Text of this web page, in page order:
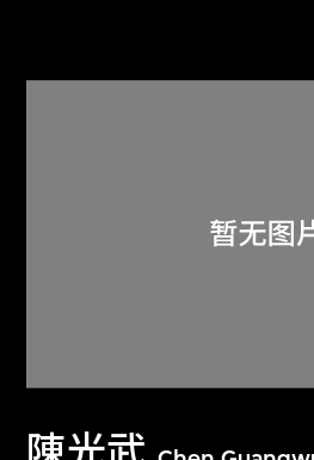
关于M+藏品
探索世界顶级的二十及